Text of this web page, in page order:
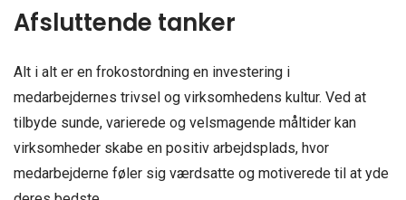
Afsluttende tanker
Alt i alt er en frokostordning en investering i
medarbejdernes trivsel og virksomhedens kultur. Ved at
tilbyde sunde, varierede og velsmagende måltider kan
virksomheder skabe en positiv arbejdsplads, hvor
medarbejderne føler sig værdsatte og motiverede til at yde